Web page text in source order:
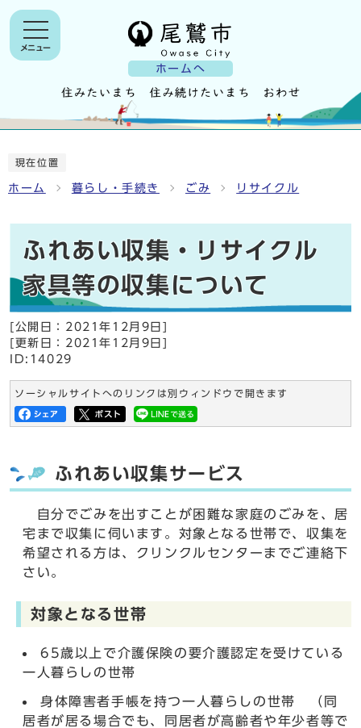
ホームへ
メニュー
現在位置
ホーム 暮らし・手続き ごみ リサイクル
ふれあい収集・リサイクル
家具等の収集について
[公開日： 2021年12月9日
[更新日： 2021年12月9日
ID:14029
ソーシャルサイトへのリンクは別ウィンドウで開きます
ふれあい収集サービス
自分でごみを出すことが困難な家庭のごみを、居
宅まで収集に伺います。対象となる世帯で、収集を
希望される方は、クリンクルセンターまでご連絡下
さい。
対象となる世帯
65歳以上で介護保険の要介護認定を受けている
一人暮らしの世帯
身体障害者手帳を持つ一人暮らしの世帯 （同
居者が居る場合でも、同居者が高齢者や年少者等で